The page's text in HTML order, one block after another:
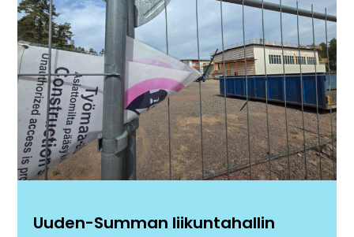
Uuden-Summan liikuntahallin